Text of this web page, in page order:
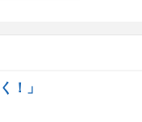
！」